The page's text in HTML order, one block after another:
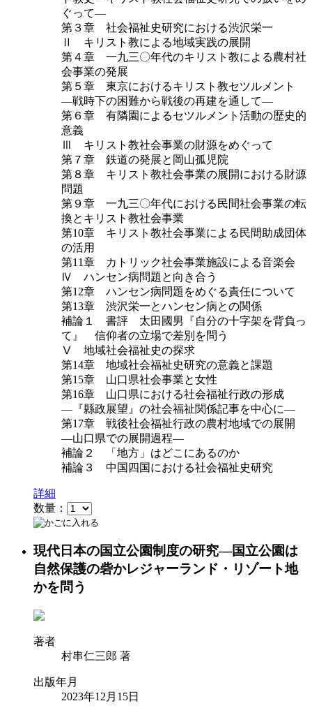
ぐって―
第３章 社会福祉史研究における渋沢栄一
Ⅱ キリスト教による地域実践の展開
第４章 一九三〇年代のキリスト教による農村社
会事業の発展
第５章 東京におけるキリスト教セツルメント
―戦時下の困難から戦後の再建を通して―
第６章 有隣園によるセツルメント活動の歴史的
意義
Ⅲ キリスト教社会事業の財源をめぐって
第７章 鉄道の発展と岡山孤児院
第８章 キリスト教社会事業の展開における財源
問題
第９章 一九三〇年代における民間社会事業の転
換とキリスト教社会事業
第10章 キリスト教社会事業による民間助成団体
の活用
第11章 カトリック社会事業施設による音楽会
Ⅳ ハンセン病問題と向き合う
第12章 ハンセン病問題をめぐる責任について
第13章 渋沢栄一とハンセン病との関係
補論１ 書評 太田國男『自分の十字架を背負っ
て』 信仰者の立場で差別を問う
Ⅴ 地域社会福祉史の探求
第14章 地域社会福祉史研究の意義と課題
第15章 山口県社会事業と女性
第16章 山口県における社会福祉行政の形成
―『縣政展望』の社会福祉関係記事を中心に―
第17章 戦後社会福祉行政の農村地域での展開
―山口県での展開過程―
補論２ 「地方」はどこにあるのか
補論３ 中国四国における社会福祉史研究
詳細
数量：
現代日本の国立公園制度の研究―国立公園は
自然保護の砦かレジャーランド・リゾート地
かを問う
著者
村串仁三郎 著
出版年月
2023年12月15日